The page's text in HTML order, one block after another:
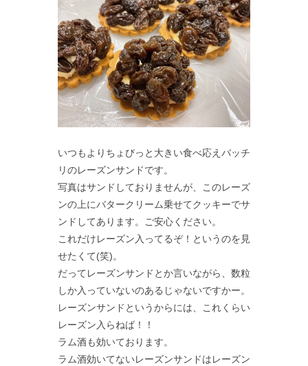
いつもよりちょびっと大きい食べ応えバッチ
リのレーズンサンドです。
写真はサンドしておりませんが、このレーズ
ンの上にバタークリーム乗せてクッキーでサ
ンドしてあります。ご安心ください。
これだけレーズン入ってるぞ！というのを見
せたくて(笑)。
だってレーズンサンドとか言いながら、数粒
しか入っていないのあるじゃないですかー。
レーズンサンドというからには、これくらい
レーズン入らねば！！
ラム酒も効いております。
ラム酒効いてないレーズンサンドはレーズン